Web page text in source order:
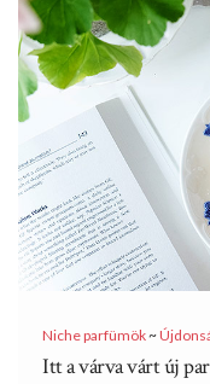
Niche parfümök~
Itt a várva várt új